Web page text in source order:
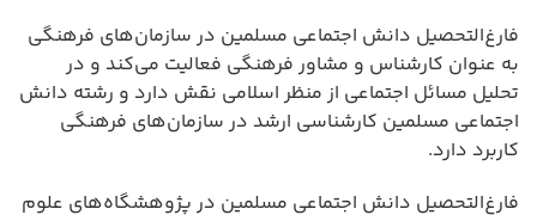
فارغ‌التحصیل دانش اجتماعی مسلمین در سازمان‌های فرهنگی
به عنوان کارشناس و مشاور فرهنگی فعالیت می‌کند و در
تحلیل مسائل اجتماعی از منظر اسلامی نقش دارد و رشته دانش
اجتماعی مسلمین کارشناسی ارشد در سازمان‌های فرهنگی
کاربرد دارد.
فارغ‌التحصیل دانش اجتماعی مسلمین در پژوهشگاه‌های علوم